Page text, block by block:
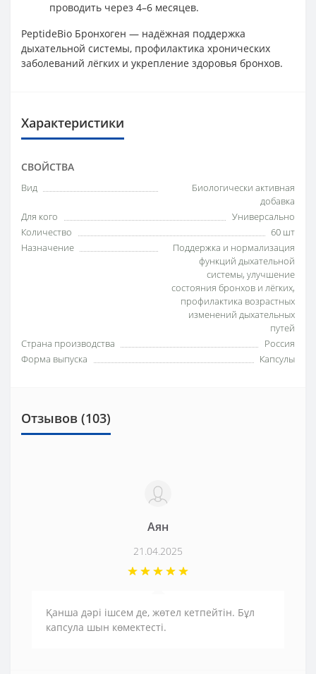
проводить через 4–6 месяцев.
PeptideBio Бронхоген — надёжная поддержка
дыхательной системы, профилактика хронических
заболеваний лёгких и укрепление здоровья бронхов.
Характеристики
СВОЙСТВА
Вид
Биологически активная
добавка
Для кого
Универсально
Количество
60 шт
Назначение
Поддержка и нормализация
функций дыхательной
системы, улучшение
состояния бронхов и лёгких,
профилактика возрастных
изменений дыхательных
путей
Страна производства
Россия
Форма выпуска
Капсулы
Отзывов (103)
Аян
21.04.2025
Қанша дәрі ішсем де, жөтел кетпейтін. Бұл
капсула шын көмектесті.